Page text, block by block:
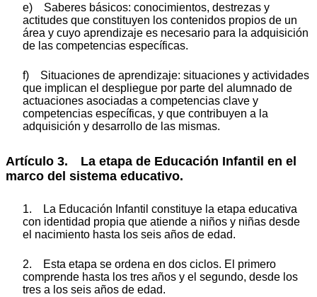
e) Saberes básicos: conocimientos, destrezas y
actitudes que constituyen los contenidos propios de un
área y cuyo aprendizaje es necesario para la adquisición
de las competencias específicas.
f) Situaciones de aprendizaje: situaciones y actividades
que implican el despliegue por parte del alumnado de
actuaciones asociadas a competencias clave y
competencias específicas, y que contribuyen a la
adquisición y desarrollo de las mismas.
Artículo 3. La etapa de Educación Infantil en el
marco del sistema educativo.
1. La Educación Infantil constituye la etapa educativa
con identidad propia que atiende a niños y niñas desde
el nacimiento hasta los seis años de edad.
2. Esta etapa se ordena en dos ciclos. El primero
comprende hasta los tres años y el segundo, desde los
tres a los seis años de edad.